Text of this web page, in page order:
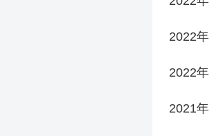
2022
2022
2021